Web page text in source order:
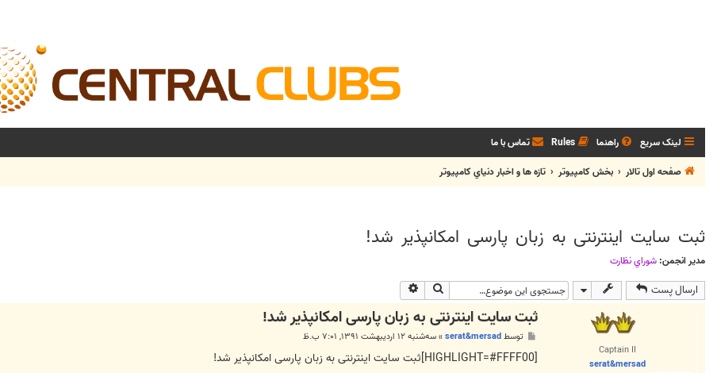
لینک سریع راهنما Rules تماس با ما
صفحه اول تالار
بخش كامپيوتر تازه ها و اخبار دنياي کامپيوتر
ثبت سایت اینترنتی به زبان پارسی امکانپذیر شد!
مدیر انجمن: شوراي نظارت
ارسال پست جستجو
Captain II
serat&mersad
ثبت سایت اینترنتی به زبان پارسی امکانپذیر شد!
ت
توسطserat&mersad
»سه‌شنبه ۱۲ اردیبهشت ۱۳۹۱, ۷:۰۱ ب.ظ
[HIGHLIGHT=#FFFF00]ثبت سایت اینترنتی به زبان پارسی امکانپذیر شد!